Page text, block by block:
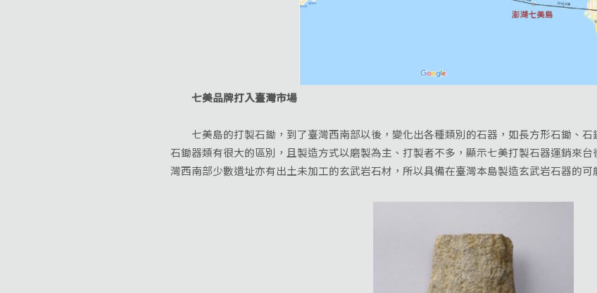
七美品牌打入臺灣市場
七美島的打製石鋤，到了臺灣西南部以後，變化出各種類別的石器，如長方形石鋤、石
石鋤器類有很大的區別，且製造方式以磨製為主、打製者不多，顯示七美打製石器運銷來
灣西南部少數遺址亦有出土未加工的玄武岩石材，所以具備在臺灣本島製造玄武岩石器的可